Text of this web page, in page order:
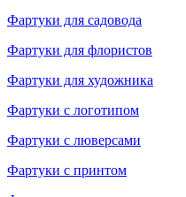
Фартуки для садовода
Фартуки для флористов
Фартуки для художника
Фартуки с логотипом
Фартуки с люверсами
Фартуки с принтом